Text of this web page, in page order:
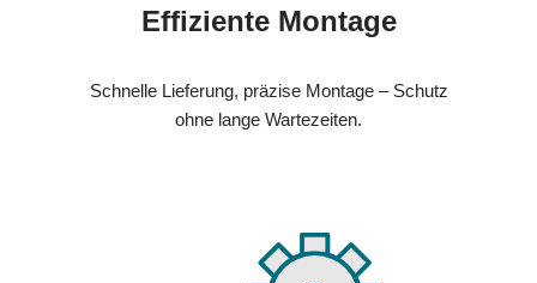
Effiziente Montage
Schnelle Lieferung, präzise Montage – Schutz
ohne lange Wartezeiten.